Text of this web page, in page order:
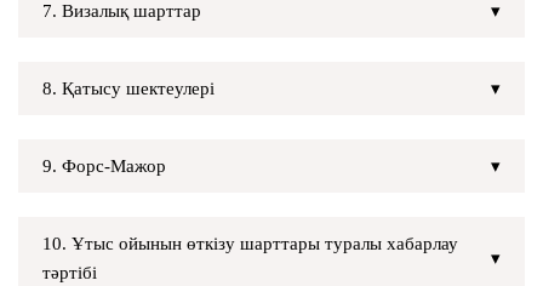
7. Визалық шарттар
8. Қатысу шектеулері
9. Форс-Мажор
10. Ұтыс ойынын өткізу шарттары туралы хабарлау
тәртібі